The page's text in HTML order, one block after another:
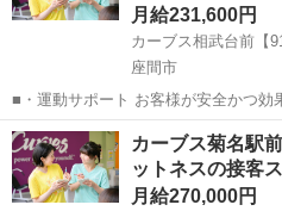
月給231,600円
カーブス相武台前【
座間市
■・運動サポート お客様が安全かつ効
の使い方をアドバイスします。運動
どなので、難しい指導はありません。
ょう！」といったお声がけをしながら
神奈川 座間市 その他
カーブス菊名駅
ットネスの接客
月給270,000円